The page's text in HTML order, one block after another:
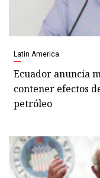
Latin America
Ecuador anuncia
contener efectos
petróleo